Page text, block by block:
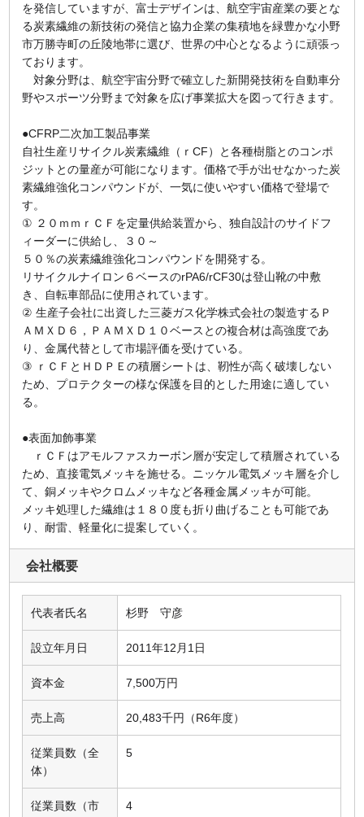
を発信していますが、富士デザインは、航空宇宙産業の要とな
る炭素繊維の新技術の発信と協力企業の集積地を緑豊かな小野
市万勝寺町の丘陵地帯に選び、世界の中心となるように頑張っ
ております。
対象分野は、航空宇宙分野で確立した新開発技術を自動車分
野やスポーツ分野まで対象を広げ事業拡大を図って行きます。
●CFRP二次加工製品事業
自社生産リサイクル炭素繊維（ｒCF）と各種樹脂とのコンポ
ジットとの量産が可能になります。価格で手が出せなかった炭
素繊維強化コンパウンドが、一気に使いやすい価格で登場で
す。
① ２０ｍｍｒＣＦを定量供給装置から、独自設計のサイドフ
ィーダーに供給し、３０～
５０％の炭素繊維強化コンパウンドを開発する。
リサイクルナイロン６ベースのrPA6/rCF30は登山靴の中敷
き、自転車部品に使用されています。
② 生産子会社に出資した三菱ガス化学株式会社の製造するＰ
ＡＭＸＤ６，ＰＡＭＸＤ１０ベースとの複合材は高強度であ
り、金属代替として市場評価を受けている。
③ ｒＣＦとＨＤＰＥの積層シートは、靭性が高く破壊しない
ため、プロテクターの様な保護を目的とした用途に適してい
る。
●表面加飾事業
ｒＣＦはアモルファスカーボン層が安定して積層されている
ため、直接電気メッキを施せる。ニッケル電気メッキ層を介し
て、銅メッキやクロムメッキなど各種金属メッキが可能。
メッキ処理した繊維は１８０度も折り曲げることも可能であ
り、耐雷、軽量化に提案していく。
会社概要
代表者氏名 杉野 守彦
設立年月日 2011年12月1日
資本金 7,500万円
売上高 20,483千円（R6年度）
従業員数（全
体）
5
従業員数（市
4